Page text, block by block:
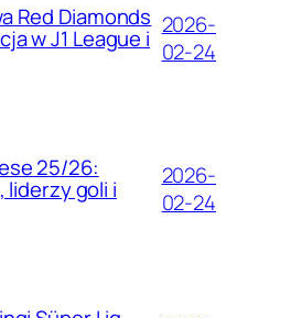
Red Diamonds
w J1 League i 2026-
02-24
25/26:
liderzy goli i
2026-
02-24